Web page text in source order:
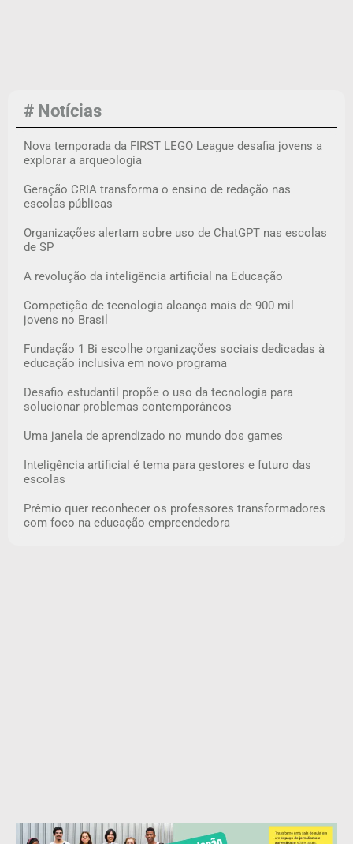
# Notícias
Nova temporada da FIRST LEGO League desafia jovens a
explorar a arqueologia
Geração CRIA transforma o ensino de redação nas
escolas públicas
Organizações alertam sobre uso de ChatGPT nas escolas
de SP
A revolução da inteligência artificial na Educação
Competição de tecnologia alcança mais de 900 mil
jovens no Brasil
Fundação 1 Bi escolhe organizações sociais dedicadas à
educação inclusiva em novo programa
Desafio estudantil propõe o uso da tecnologia para
solucionar problemas contemporâneos
Uma janela de aprendizado no mundo dos games
Inteligência artificial é tema para gestores e futuro das
escolas
Prêmio quer reconhecer os professores transformadores
com foco na educação empreendedora